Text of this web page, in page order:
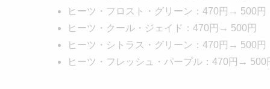
ヒーツ・フロスト・グリーン：470円→ 500円
ヒーツ・クール・ジェイド：470円→ 500円
ヒーツ・シトラス・グリーン：470円→ 500円
ヒーツ・フレッシュ・パープル：470円→ 500